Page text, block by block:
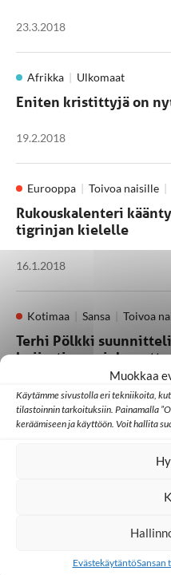
Muokkaa
Käytämme sivustolla eri tekniikoita,
tilastoinnin tarkoituksiin. Painamalla
keräämiseen ja käyttöön. Voit hallita
EvästekäytäntöSansan
23.3.2018
Afrikka Ulkomaat
Eniten kristittyjä on
19.2.2018
Eurooppa Toivoa naisille
Rukouskalenteri
tigrinjan kielelle
16.1.2018
Kotimaa Sansa Toivoa
Terhi Pölkki
heijastimen, joka
uhria näkyväksi
5.10.2017